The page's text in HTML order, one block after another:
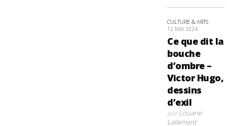
CULTURE & ARTS
12 MAI 2024
Ce que dit la
bouche
d’ombre –
Victor Hugo,
dessins
d’exil
parLouane
Lallemant